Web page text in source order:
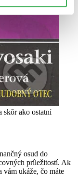
skôr ako ostatní
osud do
príležitostí. Ak
vám ukáže, čo máte